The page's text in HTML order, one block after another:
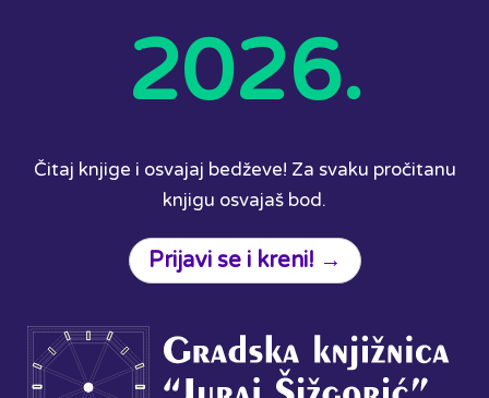
2026.
Čitaj knjige i osvajaj bedževe! Za svaku pročitanu
knjigu osvajaš bod.
Prijavi se i kreni! →